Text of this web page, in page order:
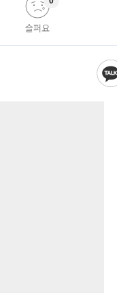
슬퍼요